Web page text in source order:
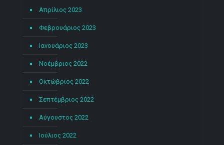
Απρίλιος 2023
Φεβρουάριος 2023
Ιανουάριος 2023
Νοέμβριος 2022
Οκτώβριος 2022
Σεπτέμβριος 2022
Αύγουστος 2022
Ιούλιος 2022